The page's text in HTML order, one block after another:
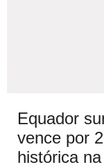
Equador
vence por
histórica